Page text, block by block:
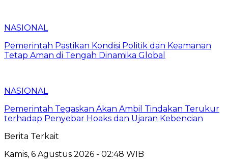
NASIONAL
Pemerintah Pastikan Kondisi Politik dan Keamanan
Tetap Aman di Tengah Dinamika Global
NASIONAL
Pemerintah Tegaskan Akan Ambil Tindakan Terukur
terhadap Penyebar Hoaks dan Ujaran Kebencian
Berita Terkait
Kamis, 6 Agustus 2026 - 02:48 WIB